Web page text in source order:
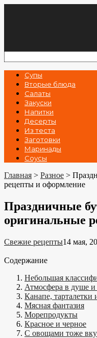
Супы
Вторые блюда
Салаты
Закуски
Напитки
Десерты
Из теста
Заготовки
Маринады
Соусы
Главная > Разное >
рецепты и оформление
Праздничные
оригинальные
Свежие рецепты14 мая,
Содержание
Небольшая
Атмосфера в душе и
Канапе, тарталетки
Мясная фантазия
Морепродукты
Красное и черное
С овощами тоже